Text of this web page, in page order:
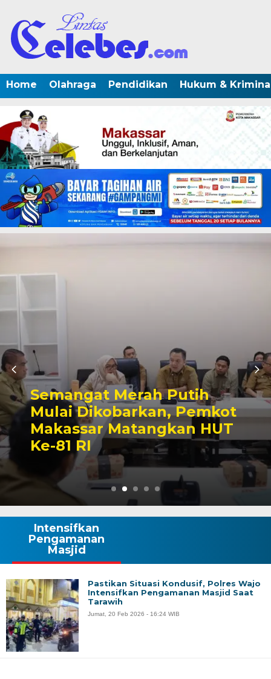
Home Olahraga Pendidikan Hukum &
Putih
Pemkot
HUT
Ajang
Sektor,
Sepak Bola
Semarak
Wajo
Intensifkan
Pengamanan
Masjid
Pastikan Situasi Kondusif, Polres Wajo
Intensifkan Pengamanan Masjid Saat
Tarawih
Jumat, 20 Feb 2026 - 16:24 WIB